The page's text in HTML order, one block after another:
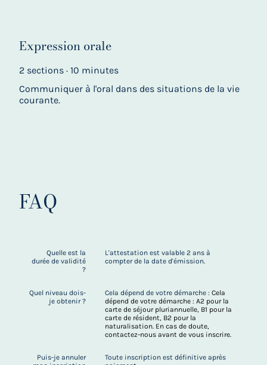
Expression orale
2 sections · 10 minutes
Communiquer à l'oral dans des situations de la vie
courante.
FAQ
Quelle est la
durée de validité
?
L'attestation est valable 2 ans à
compter de la date d'émission.
Quel niveau dois-
je obtenir ?
Cela dépend de votre démarche : Cela
dépend de votre démarche : A2 pour la
carte de séjour pluriannuelle, B1 pour la
carte de résident, B2 pour la
naturalisation. En cas de doute,
contactez-nous avant de vous inscrire.
Puis-je annuler
Toute inscription est définitive après